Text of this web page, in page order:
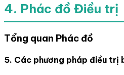
4. Phác đồ Điều trị
Tổng quan Phác đồ
5. Các phương pháp điều trị